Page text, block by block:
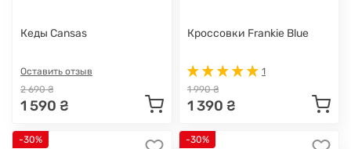
Кеды Cansas
Оставить отзыв
2 690 ₴
1 590 ₴
Кроссовки Frankie Blue
1
1 990 ₴
1 390 ₴
-30% -30%